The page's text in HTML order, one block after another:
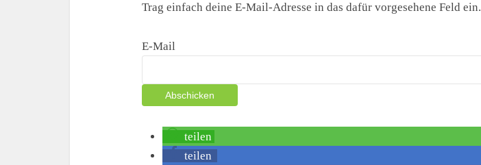
Trag einfach deine E-Mail-Adresse in das dafür vorgesehene Feld ein.
E-Mail
teilen
teilen